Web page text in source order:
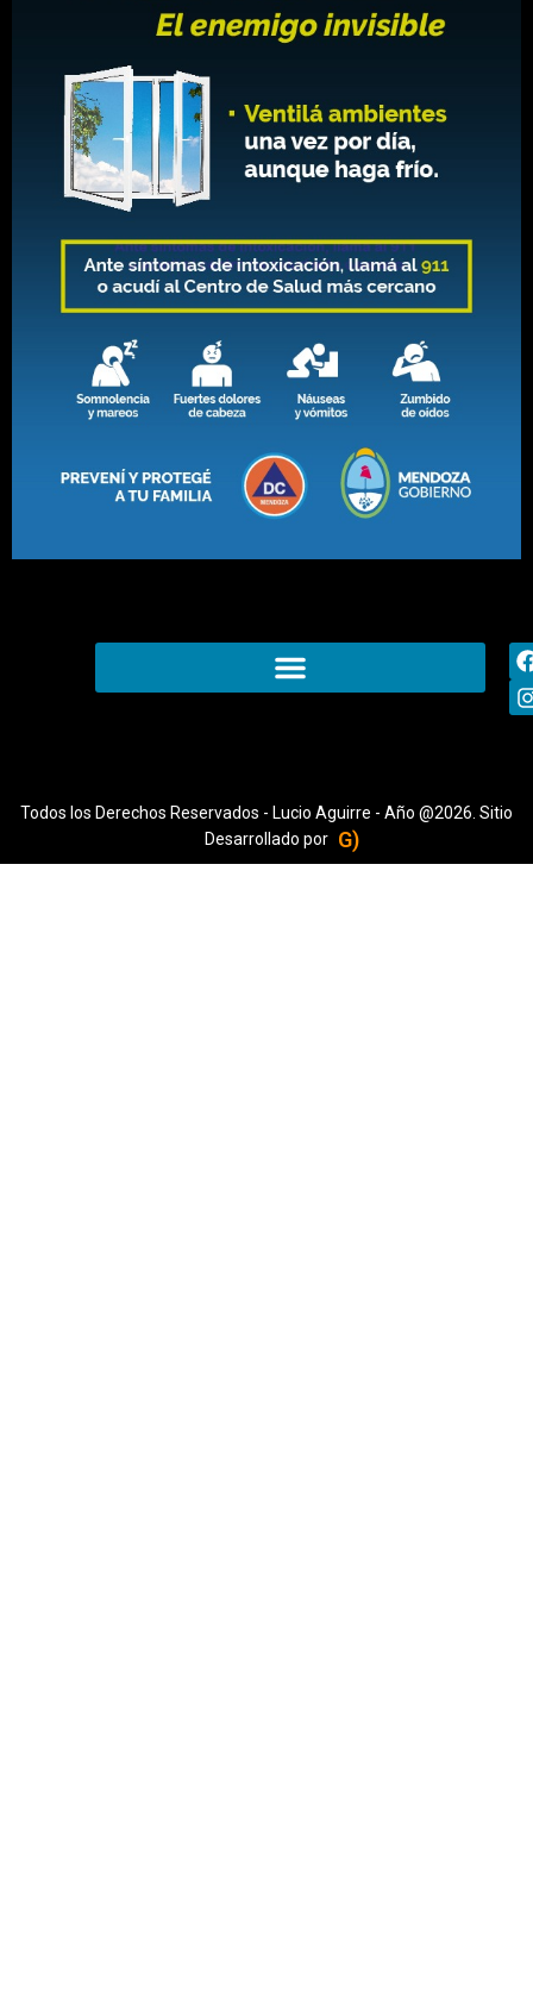
Todos los Derechos Reservados - Lucio Aguirre - Año @2026. Sitio
Desarrollado por G)